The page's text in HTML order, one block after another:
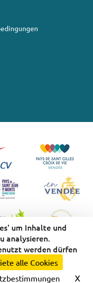
um Inhalte und
analysieren.
werden dürfen
alle Cookies
X
-Site Map
E-comouest